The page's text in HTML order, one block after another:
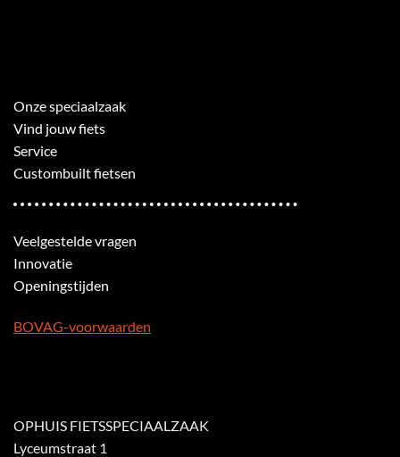
Onze speciaalzaak
Vind jouw fiets
Service
Custombuilt fietsen
Veelgestelde vragen
Innovatie
Openingstijden
BOVAG-voorwaarden
OPHUIS FIETSSPECIAALZAAK
Lyceumstraat 1